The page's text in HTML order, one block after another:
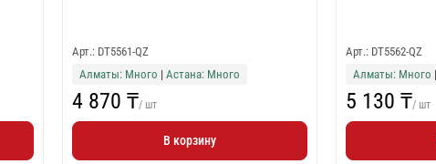
Арт.: DT5561-QZ
Алматы: Много |Астана: Много
4 870 ₸/ шт
В корзину
Арт.: DT5562-QZ
Алматы: Много |
5 130 ₸/ шт